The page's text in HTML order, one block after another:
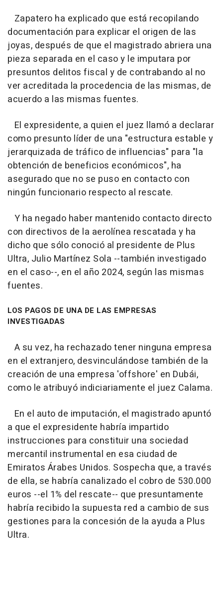
Zapatero ha explicado que está recopilando
documentación para explicar el origen de las
joyas, después de que el magistrado abriera una
pieza separada en el caso y le imputara por
presuntos delitos fiscal y de contrabando al no
ver acreditada la procedencia de las mismas, de
acuerdo a las mismas fuentes.
El expresidente, a quien el juez llamó a declarar
como presunto líder de una "estructura estable y
jerarquizada de tráfico de influencias" para "la
obtención de beneficios económicos", ha
asegurado que no se puso en contacto con
ningún funcionario respecto al rescate.
Y ha negado haber mantenido contacto directo
con directivos de la aerolínea rescatada y ha
dicho que sólo conoció al presidente de Plus
Ultra, Julio Martínez Sola --también investigado
en el caso--, en el año 2024, según las mismas
fuentes.
LOS PAGOS DE UNA DE LAS EMPRESAS
INVESTIGADAS
A su vez, ha rechazado tener ninguna empresa
en el extranjero, desvinculándose también de la
creación de una empresa 'offshore' en Dubái,
como le atribuyó indiciariamente el juez Calama.
En el auto de imputación, el magistrado apuntó
a que el expresidente habría impartido
instrucciones para constituir una sociedad
mercantil instrumental en esa ciudad de
Emiratos Árabes Unidos. Sospecha que, a través
de ella, se habría canalizado el cobro de 530.000
euros --el 1% del rescate-- que presuntamente
habría recibido la supuesta red a cambio de sus
gestiones para la concesión de la ayuda a Plus
Ultra.